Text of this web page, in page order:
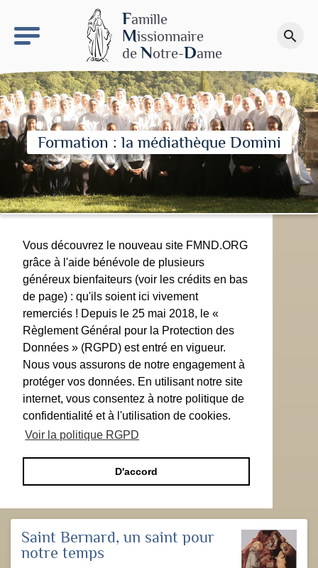
Famille
Missionnaire
de Notre-Dame
search
Faire un don
Formation : la médiathèque Domini
Vous découvrez le nouveau site FMND.ORG
grâce à l'aide bénévole de plusieurs
généreux bienfaiteurs (voir les crédits en bas
de page) : qu'ils soient ici vivement
remerciés ! Depuis le 25 mai 2018, le «
Règlement Général pour la Protection des
Données » (RGPD) est entré en vigueur.
Nous vous assurons de notre engagement à
protéger vos données. En utilisant notre site
internet, vous consentez à notre politique de
confidentialité et à l'utilisation de cookies.
Voir la politique RGPD
D'accord
Saint Bernard, un saint pour
notre temps